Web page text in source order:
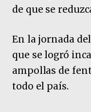
de que se
En la jornada
que se logró
ampollas de
todo el país.